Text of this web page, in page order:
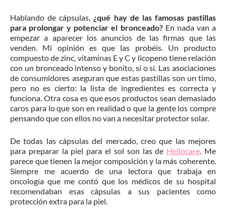
Hablando de cápsulas, ¿qué hay de las famosas pastillas
para prolongar y potenciar el bronceado?En nada van a
empezar a aparecer los anuncios de las firmas que las
venden. Mi opinión es que las probéis. Un producto
compuesto de zinc, vitaminas E y C y licopeno tiene relación
con un bronceado intenso y bonito, sí o sí. Las asociaciones
de consumidores aseguran que estas pastillas son un timo,
pero no es cierto: la lista de ingredientes es correcta y
funciona. Otra cosa es que esos productos sean demasiado
caros para lo que son en realidad o que la gente los compre
pensando que con ellos no van a necesitar protector solar.
De todas las cápsulas del mercado, creo que las mejores
para preparar la piel para el sol son las de Heliocare. Me
parece que tienen la mejor composición y la más coherente.
Siempre me acuerdo de una lectora que trabaja en
oncología que me contó que los médicos de su hospital
recomendaban esas cápsulas a sus pacientes como
protección extra para la piel.